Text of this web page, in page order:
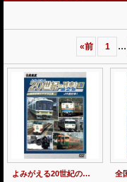
«前 1 ...
よみがえる20世紀の列車たち第2章1 JR西日本I 〜奥井宗夫ビデオ作品集〜【DVD】